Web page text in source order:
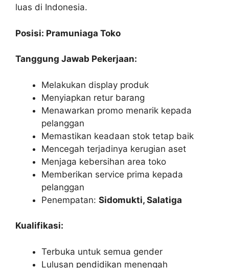
luas di Indonesia.
Posisi: Pramuniaga Toko
Tanggung Jawab Pekerjaan:
Melakukan display produk
Menyiapkan retur barang
Menawarkan promo menarik kepada
pelanggan
Memastikan keadaan stok tetap baik
Mencegah terjadinya kerugian aset
Menjaga kebersihan area toko
Memberikan service prima kepada
pelanggan
Penempatan: Sidomukti, Salatiga
Kualifikasi:
Terbuka untuk semua gender
Lulusan pendidikan menengah